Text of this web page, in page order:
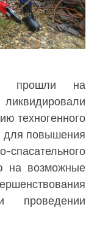
прошли на
техногенного
для повышения
спасательного
на возможные
проведении